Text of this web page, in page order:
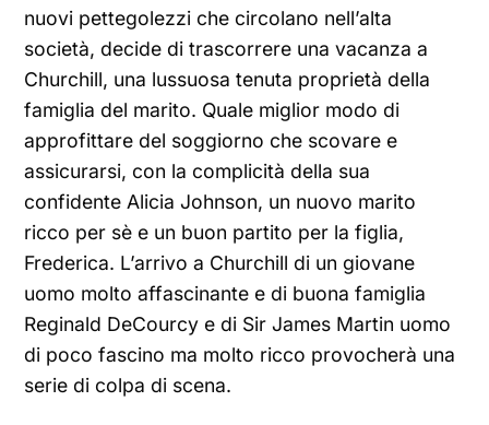
nuovi pettegolezzi che circolano nell’alta
società, decide di trascorrere una vacanza a
Churchill, una lussuosa tenuta proprietà della
famiglia del marito. Quale miglior modo di
approfittare del soggiorno che scovare e
assicurarsi, con la complicità della sua
confidente Alicia Johnson, un nuovo marito
ricco per sè e un buon partito per la figlia,
Frederica. L’arrivo a Churchill di un giovane
uomo molto affascinante e di buona famiglia
Reginald DeCourcy e di Sir James Martin uomo
di poco fascino ma molto ricco provocherà una
serie di colpa di scena.